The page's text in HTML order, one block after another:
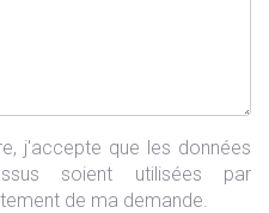
j'accepte que les données
soient utilisées par
de ma demande.